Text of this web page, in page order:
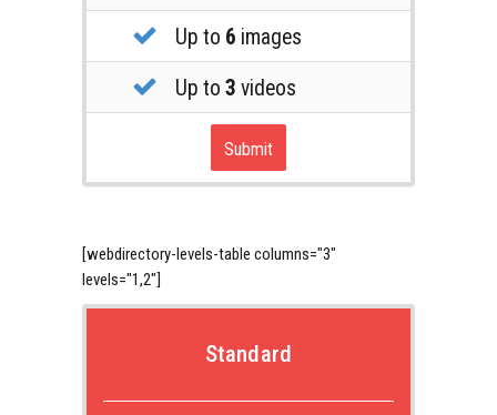
Up to 6 images
Up to 3 videos
Submit
[webdirectory-levels-table columns="3"
levels="1,2"]
Standard